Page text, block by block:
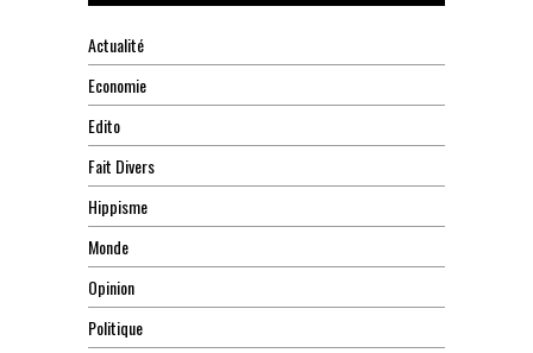
Actualité
Economie
Edito
Fait Divers
Hippisme
Monde
Opinion
Politique